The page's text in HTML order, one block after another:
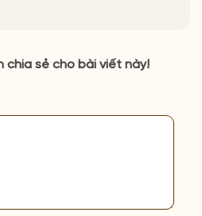
chia sẻ cho bài viết này!